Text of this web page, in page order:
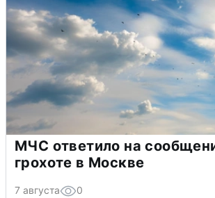
МЧС ответило на
грохоте в Москве
7 августа 0